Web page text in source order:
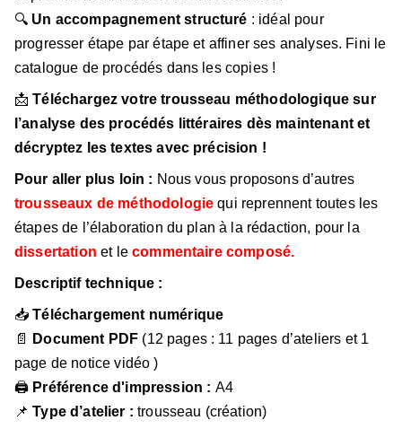
🔍 Un accompagnement structuré : idéal pour
progresser étape par étape et affiner ses analyses. Fini le
catalogue de procédés dans les copies !
📩Téléchargez votre trousseau méthodologique sur
l’analyse des procédés littéraires dès maintenant et
décryptez les textes avec précision !
Pour aller plus loin : Nous vous proposons d’autres
trousseaux de méthodologie qui reprennent toutes les
étapes de l’élaboration du plan à la rédaction, pour la
dissertation et lecommentaire composé.
Descriptif technique :
📥Téléchargement numérique
📄
Document PDF (12 pages : 11 pages d’ateliers et 1
page de notice vidéo )
🖨 Préférence d'impression : A4
📌Type d’atelier :trousseau (création)